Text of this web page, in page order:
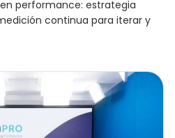
performance: estrategia
continua para iterar y